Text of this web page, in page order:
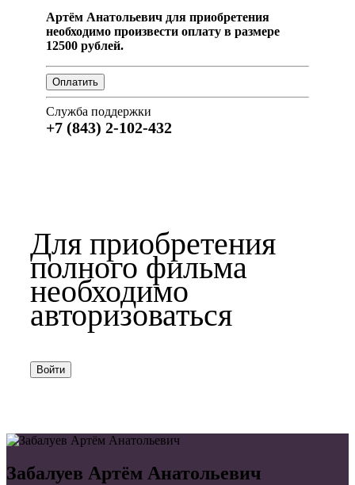
Артём Анатольевич для приобретения
необходимо произвести оплату в размере
12500 рублей.
Служба поддержки
+7 (843) 2-102-432
Для приобретения
полного фильма
необходимо
авторизоваться
Войти
Забалуев Артём Анатольевич